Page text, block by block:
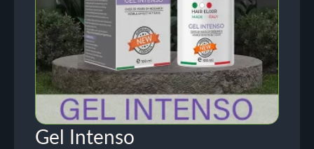
Gel Intenso